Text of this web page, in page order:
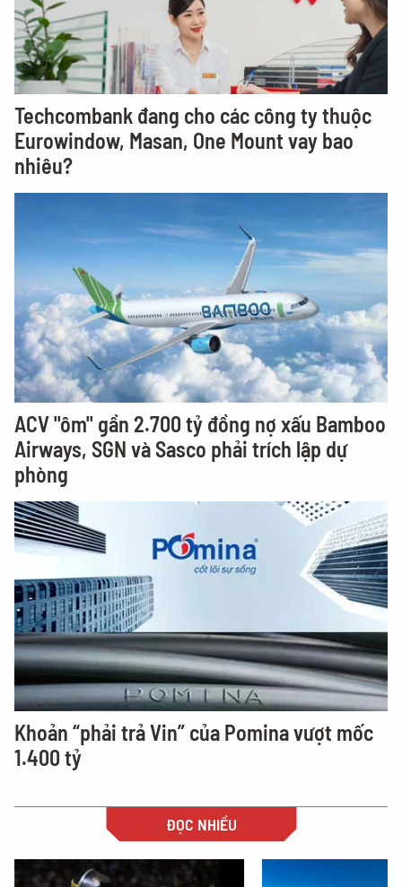
Techcombank đang cho các công ty thuộc
Eurowindow, Masan, One Mount vay bao
nhiêu?
ACV "ôm" gần 2.700 tỷ đồng nợ xấu Bamboo
Airways, SGN và Sasco phải trích lập dự
phòng
Khoản “phải trả Vin” của Pomina vượt mốc
1.400 tỷ
ĐỌC NHIỀU